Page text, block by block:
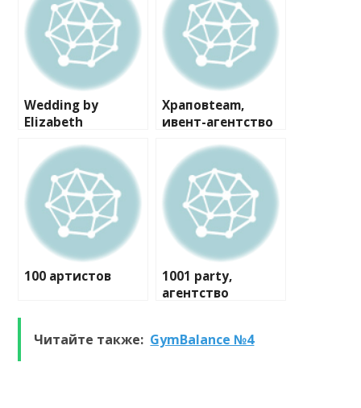
Wedding by
Elizabeth
Храповteam,
ивент-агентство
100 артистов
1001 party,
агентство
Читайте также: GymBalance №4